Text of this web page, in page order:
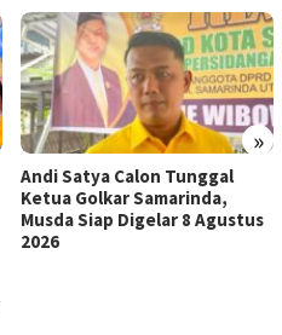
»
Andi Satya Calon Tunggal
Ketua Golkar Samarinda,
Musda Siap Digelar 8 Agustus
2026